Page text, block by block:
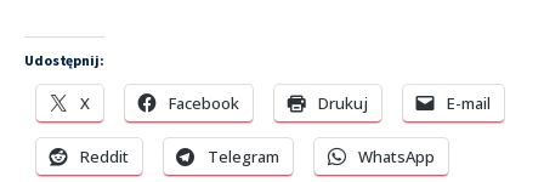
Udostępnij:
X Facebook Drukuj E-mail
Reddit Telegram WhatsApp